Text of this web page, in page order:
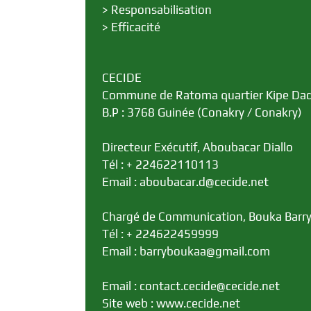
> Responsabilisation
> Efficacité
CECIDE
Commune de Ratoma quartier Kipe
B.P : 3768 Guinée (Conakry / Conakry)
Directeur Exécutif, Aboubacar Diallo
Tél : + 224622110113
Email : aboubacar.d@cecide.net
Chargé de Communication, Bouka Barry
Tél : + 224622459999
Email : barryboukaa@gmail.com
Email : contact.cecide@cecide.net
Site web : www.cecide.net